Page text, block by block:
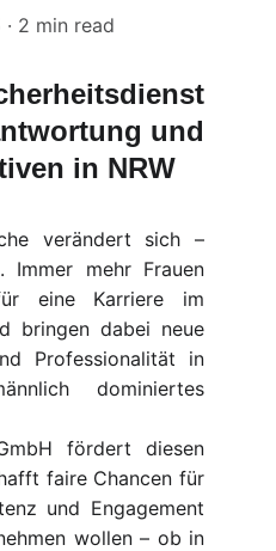
2 min read
und
in NRW
verändert sich –
mehr Frauen
eine Karriere im
bringen dabei neue
Professionalität in
dominiertes
fördert diesen
faire Chancen für
und Engagement
wollen – ob in